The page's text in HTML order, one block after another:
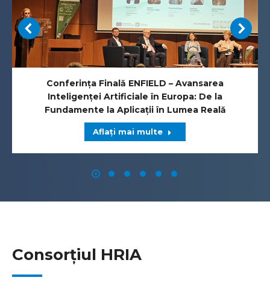
Conferința Finală ENFIELD – Avansarea
Inteligenței Artificiale în Europa: De la
Fundamente la Aplicații în Lumea Reală
Aflați mai multe
Consorțiul HRIA